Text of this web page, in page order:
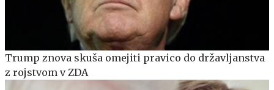
Trump znova skuša omejiti pravico do državljanstva
z rojstvom v ZDA